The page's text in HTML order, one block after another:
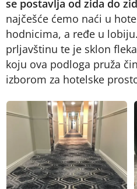
se postavlja od zida do
najčešće ćemo naći u
hodnicima, a ređe u
prljavštinu te je sklon
koju ova podloga pruža
izborom za hotelske